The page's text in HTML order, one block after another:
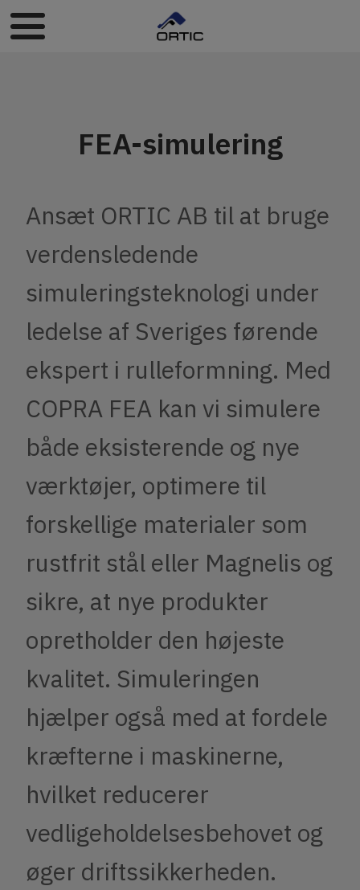
FEA-simulering
Ansæt ORTIC AB til at bruge
verdensledende
simuleringsteknologi under
ledelse af Sveriges førende
ekspert i rulleformning. Med
COPRA FEA kan vi simulere
både eksisterende og nye
værktøjer, optimere til
forskellige materialer som
rustfrit stål eller Magnelis og
sikre, at nye produkter
opretholder den højeste
kvalitet. Simuleringen
hjælper også med at fordele
kræfterne i maskinerne,
hvilket reducerer
vedligeholdelsesbehovet og
øger driftssikkerheden.